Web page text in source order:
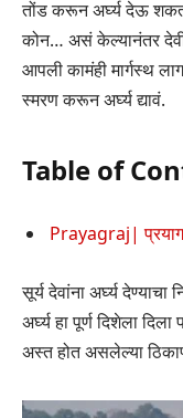
तोंड करून अर्घ्य देऊ
कोन… असं केल्यानंतर
आपली कामंही मार्गस्थ
स्मरण करून अर्घ्य द्यावं.
Table of
Prayagraj|
सूर्य देवांना अर्घ्य
अर्घ्य हा पूर्ण दिशेला
अस्त होत असलेल्या